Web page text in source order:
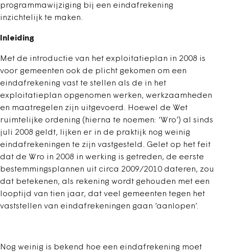
programmawijziging bij een eindafrekening
inzichtelijk te maken.
Inleiding
Met de introductie van het exploitatieplan in 2008 is
voor gemeenten ook de plicht gekomen om een
eindafrekening vast te stellen als de in het
exploitatieplan opgenomen werken, werkzaamheden
en maatregelen zijn uitgevoerd. Hoewel de Wet
ruimtelijke ordening (hierna te noemen: ‘Wro’) al sinds
juli 2008 geldt, lijken er in de praktijk nog weinig
eindafrekeningen te zijn vastgesteld. Gelet op het feit
dat de Wro in 2008 in werking is getreden, de eerste
bestemmingsplannen uit circa 2009/2010 dateren, zou
dat betekenen, als rekening wordt gehouden met een
looptijd van tien jaar, dat veel gemeenten tegen het
vaststellen van eindafrekeningen gaan ‘aanlopen’.
Nog weinig is bekend hoe een eindafrekening moet